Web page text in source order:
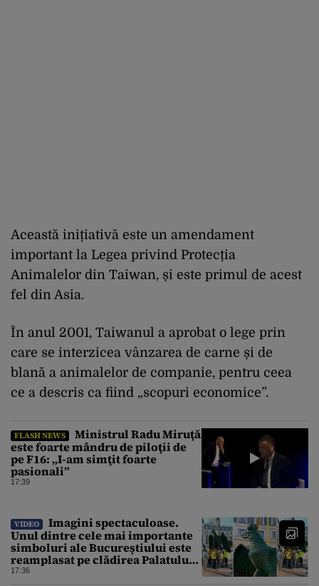
Această inițiativă este un amendament
important la Legea privind Protecția
Animalelor din Taiwan, și este primul de acest
fel din Asia.
În anul 2001, Taiwanul a aprobat o lege prin
care se interzicea vânzarea de carne și de
blană a animalelor de companie, pentru ceea
ce a descris ca fiind „scopuri economice”.
FLASH NEWS
Ministrul Radu Miruţă
este foarte mândru de piloţii de
pe F16: „I-am simţit foarte
pasionali”
17:39
VIDEO
Imagini spectaculoase.
Unul dintre cele mai importante
simboluri ale Bucureștiului este
reamplasat pe clădirea Palatului
Universității
17:36